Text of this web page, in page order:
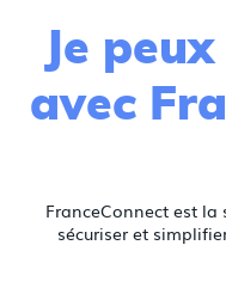
Je
avec
FranceConnect est
sécuriser et